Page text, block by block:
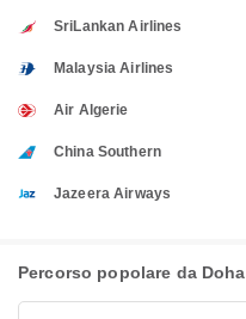
SriLankan Airlines
Malaysia Airlines
Air Algerie
China Southern
Jazeera Airways
Percorso popolare da Doha